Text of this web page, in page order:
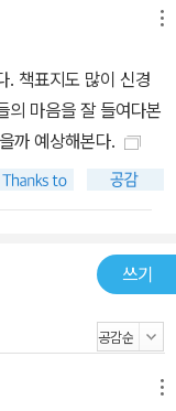
. 책표지도 많이 신경
의 마음을 잘 들여다본
까 예상해본다.
쓰기